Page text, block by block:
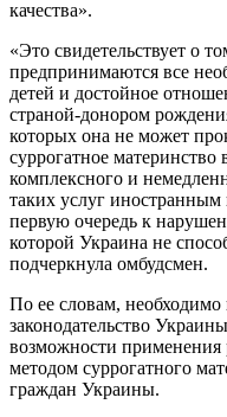
качества».
«Это свидетельствует о
предпринимаются все
детей и достойное
страной-донором
которых она не может
суррогатное
комплексного и
таких услуг
первую очередь к
которой Украина не
подчеркнула омбудсмен.
По ее словам,
законодательство
возможности применения
методом суррогатного
граждан Украины.